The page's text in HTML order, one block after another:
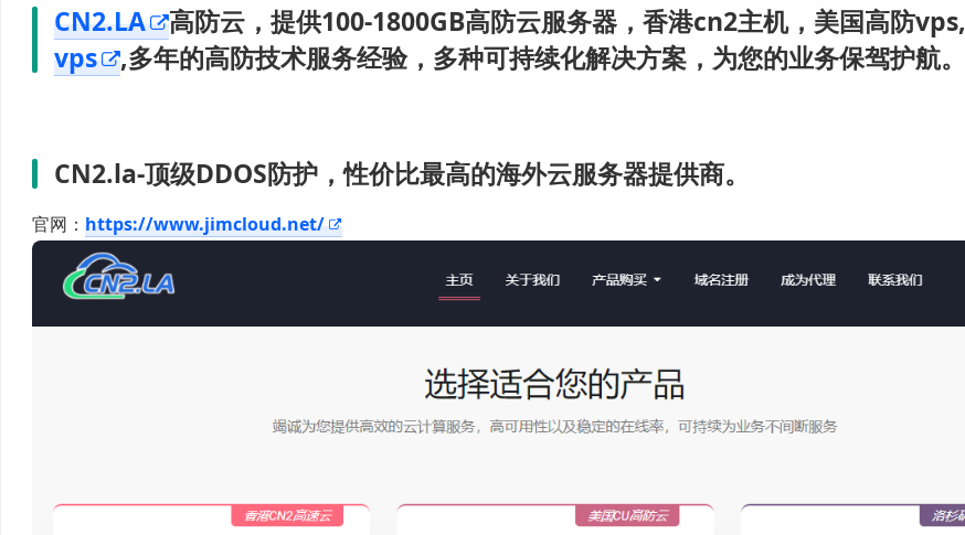
CN2.LA 高防云，提供100-1800GB高防云服务器，香港cn2主机，美国高防vps,
vps
,多年的高防技术服务经验，多种可持续化解决方案，为您的业务保驾护航。
CN2.la-顶级DDOS防护，性价比最高的海外云服务器提供商。
官网： https://www.jimcloud.net/